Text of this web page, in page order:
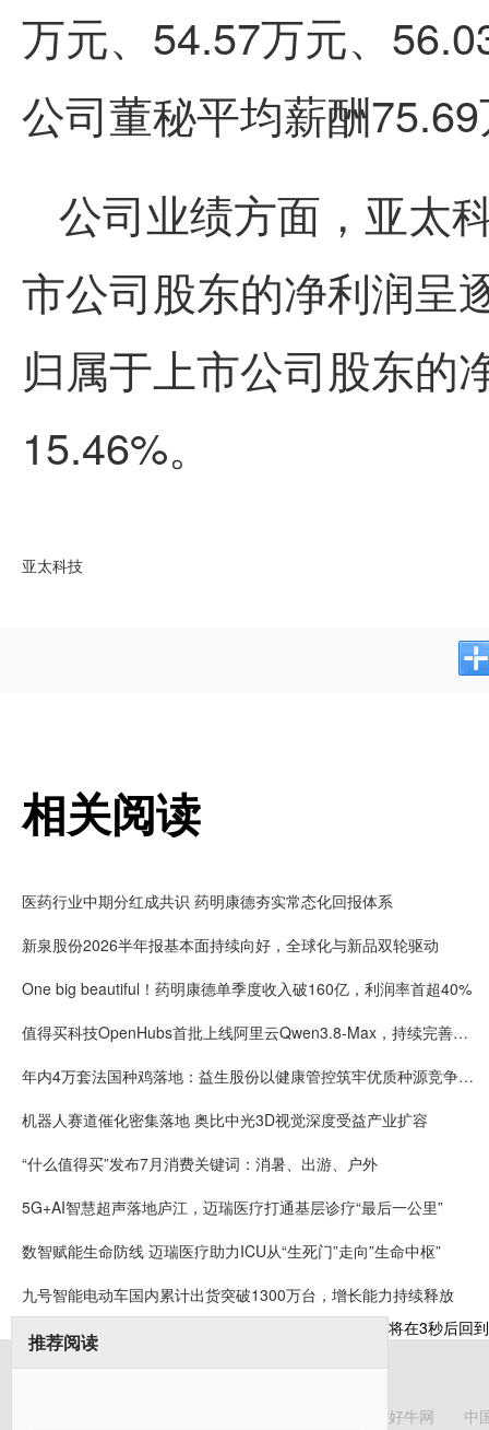
万元、54.57万元、
公司董秘平均薪酬
公司业绩方面，亚太
市公司股东的净利润呈
归属于上市公司股东的
15.46%。
亚太科技
相关阅读
医药行业中期分红成共识 药明康德夯实常态化回报体系
新泉股份2026半年报基本面持续向好，全球化与新品双轮驱动
One big beautiful！药明康德单季度收入破160亿，利润率首超40%
值得买科技OpenHubs首批上线阿里云Qwen3.8-Max，持续完善企业多模型服务
年内4万套法国种鸡落地：益生股份以健康管控筑牢优质种源竞争壁垒
机器人赛道催化密集落地 奥比中光3D视觉深度受益产业扩容
“什么值得买”发布7月消费关键词：消暑、出游、户外
5G+AI智慧超声落地庐江，迈瑞医疗打通基层诊疗“最后一公里”
数智赋能生命防线 迈瑞医疗助力ICU从“生死门”走向”生命中枢”
九号智能电动车国内累计出货突破1300万台，增长能力持续释放
推荐阅读
将在3秒后回
好牛网 中